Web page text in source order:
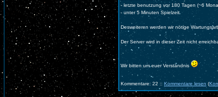
- letzte benutzung vor 180 Tagen (~6
- unter 5 Minuten Spielzeit
Desweiteren werden wir nötige
Der Server wird in dieser Zeit nicht
Wir bitten um euer Verständnis
Kommentare: 22 :: Kommentare lesen (